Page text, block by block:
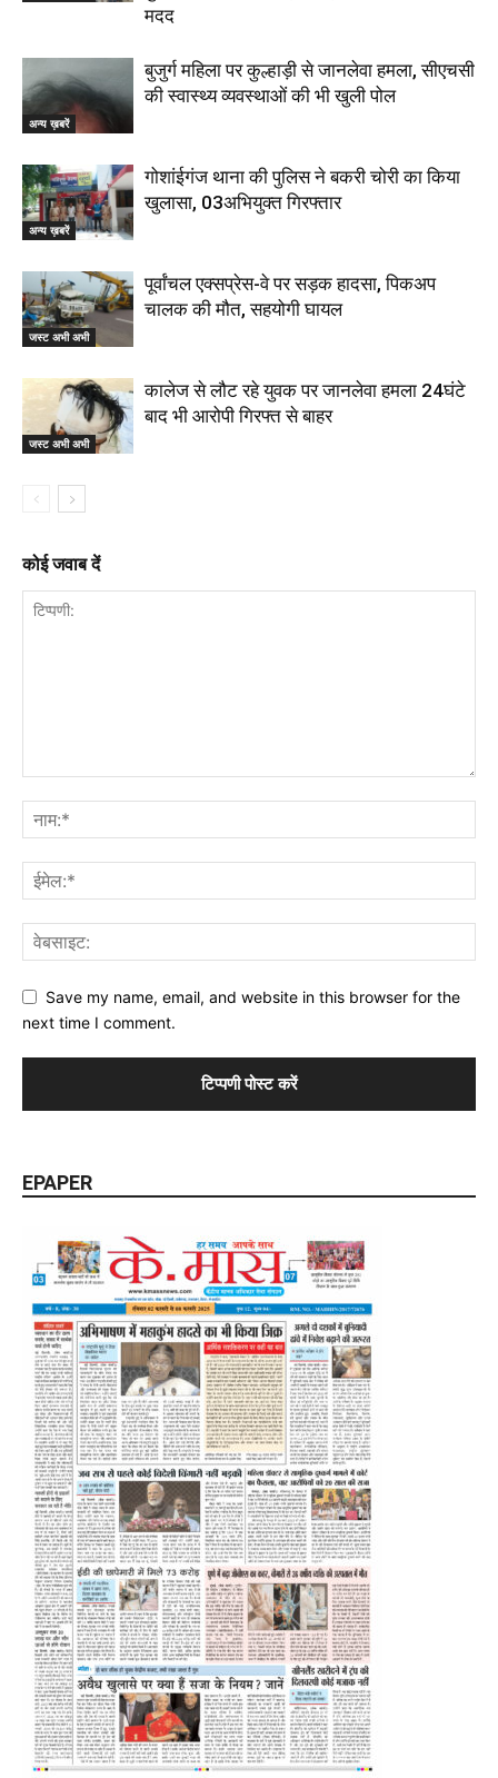
मदद
अन्य ख़बरें
बुजुर्ग महिला पर कुल्हाड़ी से जानलेवा हमला, सीएचसी
की स्वास्थ्य व्यवस्थाओं की भी खुली पोल
अन्य ख़बरें
गोशांईगंज थाना की पुलिस ने बकरी चोरी का किया
खुलासा, 03अभियुक्त गिरफ्तार
जस्ट अभी अभी
पूर्वांचल एक्सप्रेस-वे पर सड़क हादसा, पिकअप
चालक की मौत, सहयोगी घायल
जस्ट अभी अभी
कालेज से लौट रहे युवक पर जानलेवा हमला 24घंटे
बाद भी आरोपी गिरफ्त से बाहर
कोई जवाब दें
Save my name, email, and website in this browser for the
next time I comment.
EPAPER